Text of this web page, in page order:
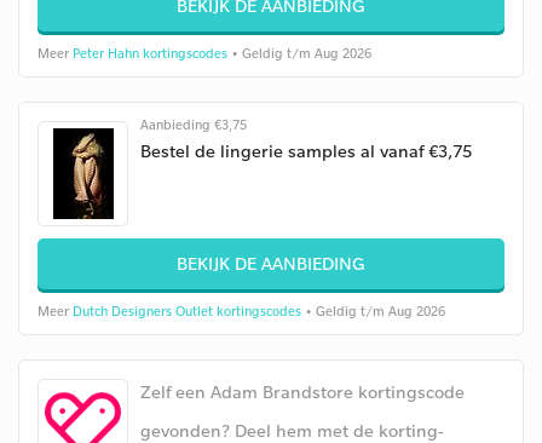
BEKIJK DE AANBIEDING
Meer Peter Hahn kortingscodes • Geldig t/m Aug 2026
Aanbieding €3,75
Bestel de lingerie samples al vanaf €3,75
BEKIJK DE AANBIEDING
Meer Dutch Designers Outlet kortingscodes • Geldig t/m Aug 2026
Zelf een Adam Brandstore kortingscode
gevonden? Deel hem met de korting-